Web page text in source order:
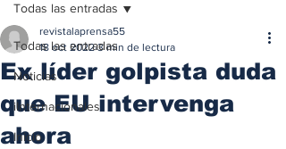
Todas las entradas
Noticias
iInternacionales
Inicio
Todas las entradas
Ex líder golpista duda
que EU intervenga
ahora
revistalaprensa55
18 oct 2022 3 min de lectura